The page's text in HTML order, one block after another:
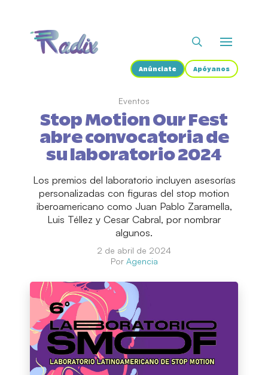
Anúnciate Apóyanos
Eventos
Stop Motion Our Fest
abre convocatoria de
su laboratorio 2024
Los premios del laboratorio incluyen asesorías
personalizadas con figuras del stop motion
iberoamericano como Juan Pablo Zaramella,
Luis Téllez y Cesar Cabral, por nombrar
algunos.
2 de abril de 2024
Por Agencia